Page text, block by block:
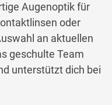
Augenoptik für
oder
an aktuellen
geschulte Team
unterstützt dich bei